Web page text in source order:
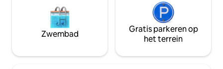
Zwembad
Gratis parkeren op
het terrein